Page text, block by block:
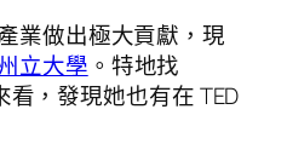
業做出極大貢獻，現
立大學 。特地找
，發現她也有在 TED